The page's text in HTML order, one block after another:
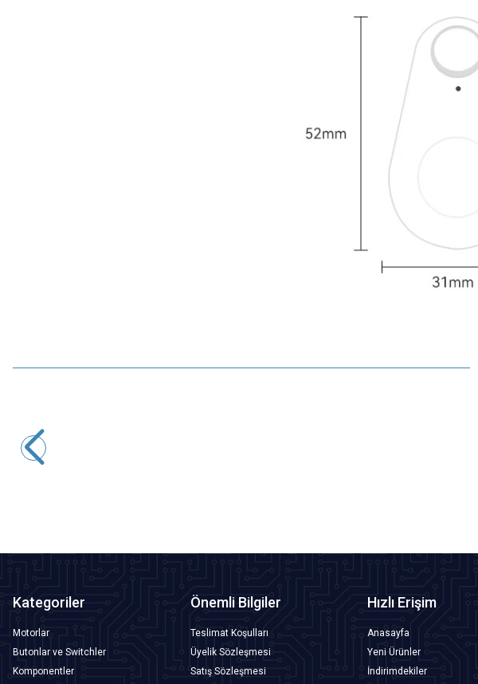
Kategoriler
Motorlar
Butonlar ve Switchler
Komponentler
Önemli Bilgiler
Teslimat Koşulları
Üyelik Sözleşmesi
Satış Sözleşmesi
Hızlı Erişim
Anasayfa
Yeni Ürünler
İndirimdekiler